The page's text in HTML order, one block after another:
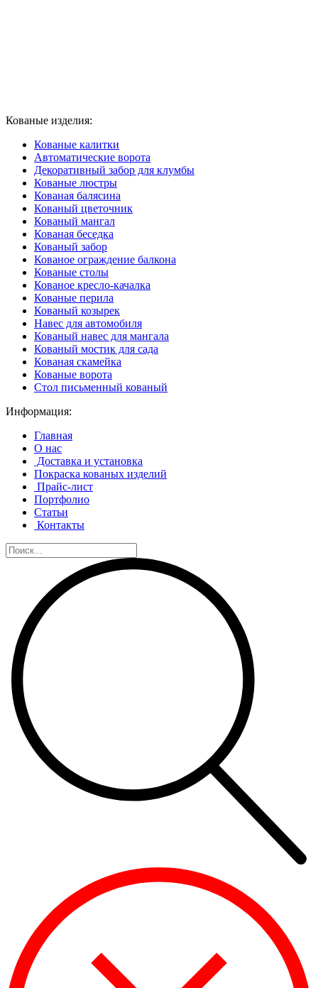
Кованые изделия:
Кованые калитки
Автоматические ворота
Декоративный забор для клумбы
Кованые люстры
Кованая балясина
Кованый цветочник
Кованый мангал
Кованая беседка
Кованый забор
Кованое ограждение балкона
Кованые столы
Кованое кресло-качалка
Кованые перила
Кованый козырек
Навес для автомобиля
Кованый навес для мангала
Кованый мостик для сада
Кованая скамейка
Кованые ворота
Стол письменный кованый
Информация:
Главная
О нас
Доставка и установка
Покраска кованых изделий
Прайс-лист
Портфолио
Статьи
Контакты